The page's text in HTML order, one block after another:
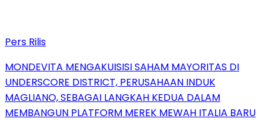
Pers Rilis
MONDEVITA MENGAKUISISI SAHAM MAYORITAS DI
UNDERSCORE DISTRICT, PERUSAHAAN INDUK
MAGLIANO, SEBAGAI LANGKAH KEDUA DALAM
MEMBANGUN PLATFORM MEREK MEWAH ITALIA BARU